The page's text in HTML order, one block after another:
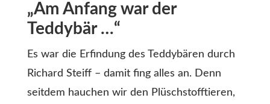
„Am Anfang war der
Teddybär …“
Es war die Erfindung des Teddybären durch
Richard Steiff – damit fing alles an. Denn
seitdem hauchen wir den Plüschstofftieren,